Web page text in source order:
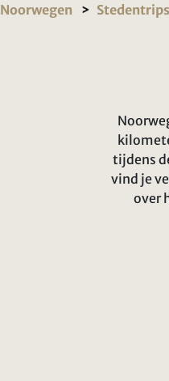
Noorwegen
tijdens
vind je
over